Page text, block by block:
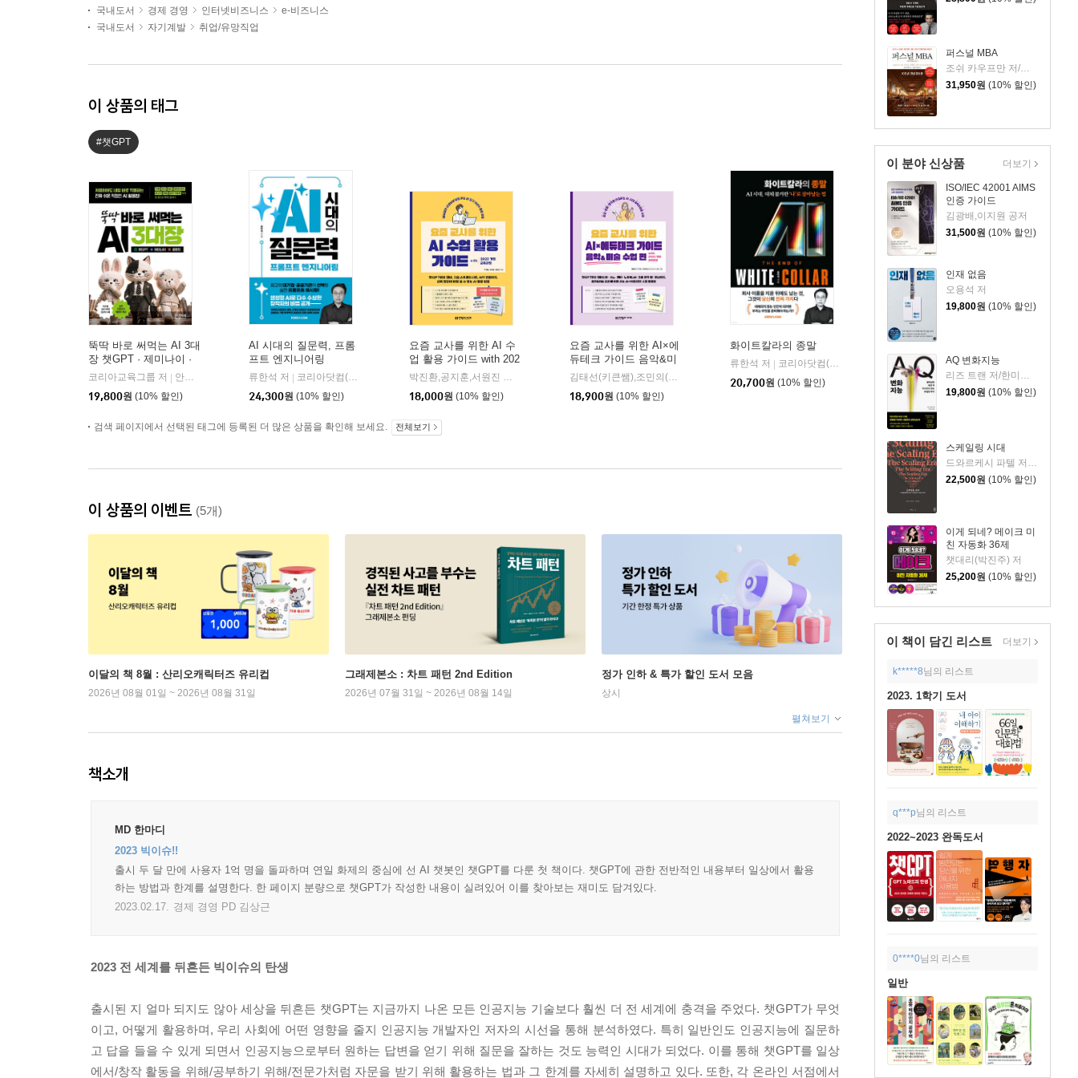
퍼스널 MBA
31,950원 (10% 할인)
이 분야 신상품
ISO/IEC 42001 AIMS
인증 가이드
김광배,이지원 공저
31,500원 (10% 할인)
인재 없음
오용석 저
19,800원 (10% 할인)
AQ 변화지능
19,800원 (10% 할인)
스케일링 시대
드와르케시 파텔 저/개빈 리치 편/노승영 역/한운희 해제
22,500원 (10% 할인)
이게 되네? 메이크 미
친 자동화 36제
챗대리(박진주) 저
25,200원 (10% 할인)
더보기
이 책이 담긴 리스트 더보기
k*****8님의 리스트
2023. 1학기 도서
q***p님의 리스트
2022~2023 완독도서
0****0님의 리스트
일반
국내도서
경제 경영 인터넷비즈니스
e-비즈니스
국내도서
자기계발 취업/유망직업
이 상품의 태그
#챗GPT
뚝딱 바로 써먹는 AI 3대
장 챗GPT · 제미나이 ·
클로드
코리아교육그룹 저
안경다리BOOKS
19,800원 (10% 할인)
AI 시대의 질문력, 프롬
프트 엔지니어링
류한석 저
코리아닷컴(Korea.com)
24,300원 (10% 할인)
요즘 교사를 위한 AI 수
업 활용 가이드 with 202
2 개정 교육과정
박진환,공지훈,서원진 공저
한빛미디어
18,000원 (10% 할인)
요즘 교사를 위한 AI×에
듀테크 가이드 음악&미
술 수업 편 with 2022 개김태선(키큰쌤),조민의(인공지능미니쌤) 저 | 한빛미디어
18,900원 (10% 할인)
화이트칼라의 종말
류한석 저
코리아닷컴(Korea.com)
20,700원 (10% 할인)
검색 페이지에서 선택된 태그에 등록된 더 많은 상품을 확인해 보세요. 전체보기
이 상품의 이벤트 (5개)
이달의 책 8월 : 산리오캐릭터즈 유리컵
2026년 08월 01일 ~ 2026년 08월 31일
그래제본소 : 차트 패턴 2nd Edition
2026년 07월 31일 ~ 2026년 08월 14일
정가 인하 & 특가 할인 도서 모음
상시
펼쳐보기
책소개
MD 한마디
2023 빅이슈!!
출시 두 달 만에 사용자 1억 명을 돌파하며 연일 화제의 중심에 선 AI 챗봇인 챗GPT를 다룬 첫 책이다. 챗GPT에 관한 전반적인 내용부터 일상에서 활용
하는 방법과 한계를 설명한다. 한 페이지 분량으로 챗GPT가 작성한 내용이 실려있어 이를 찾아보는 재미도 담겨있다.
2023.02.17. 경제 경영 PD 김상근
2023 전 세계를 뒤흔든 빅이슈의 탄생
출시된 지 얼마 되지도 않아 세상을 뒤흔든 챗GPT는 지금까지 나온 모든 인공지능 기술보다 훨씬 더 전 세계에 충격을 주었다. 챗GPT가 무엇
이고, 어떻게 활용하며, 우리 사회에 어떤 영향을 줄지 인공지능 개발자인 저자의 시선을 통해 분석하였다. 특히 일반인도 인공지능에 질문하
고 답을 들을 수 있게 되면서 인공지능으로부터 원하는 답변을 얻기 위해 질문을 잘하는 것도 능력인 시대가 되었다. 이를 통해 챗GPT를 일상
에서/창작 활동을 위해/공부하기 위해/전문가처럼 자문을 받기 위해 활용하는 법과 그 한계를 자세히 설명하고 있다. 또한, 각 온라인 서점에서